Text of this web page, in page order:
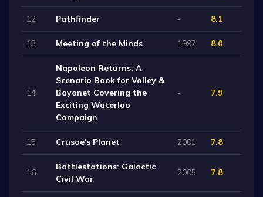
12 Pathfinder - 8.1
13 Meeting of the Minds 1997 8.0
14
Napoleon Returns: A
Scenario Book for Volley &
Bayonet Covering the
Exciting Waterloo
Campaign
- 7.9
15 Crusoe's Planet 2001 7.8
16
Battlestations: Galactic
Civil War
2005 7.8